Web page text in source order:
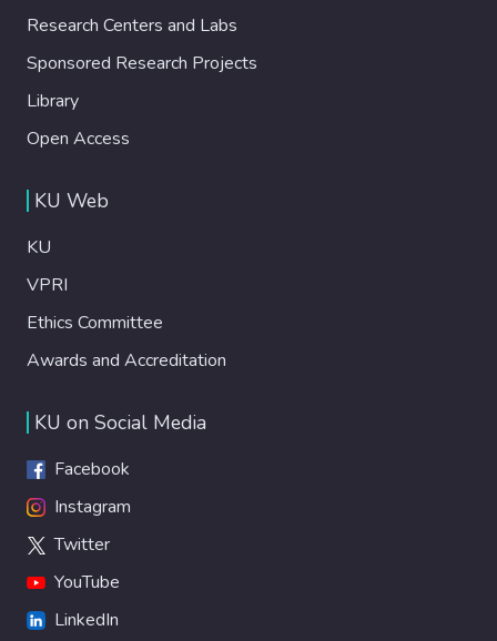
Research Centers and Labs
Sponsored Research Projects
Library
Open Access
KU Web
KU
VPRI
Ethics Committee
Awards and Accreditation
KU on Social Media
Facebook
Instagram
Twitter
YouTube
LinkedIn